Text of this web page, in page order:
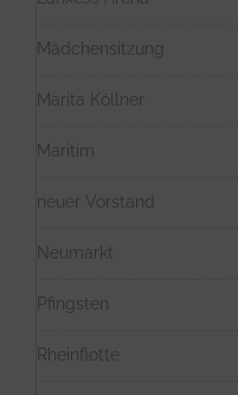
Mädchensitzung
Marita Köllner
Maritim
neuer Vorstand
Neumarkt
Pfingsten
Rheinflotte